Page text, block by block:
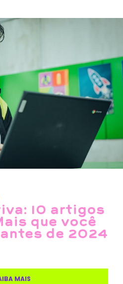
10 artigos
que você
de 2024
MAIS